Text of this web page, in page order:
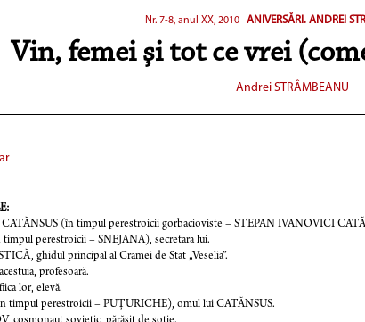
Nr. 7-8, anul XX, 2010 ANIVERSĂRI. ANDREI
Vin, femei şi tot ce vrei
Andrei STRÂMBEANU
(în timpul perestroicii gorbacioviste – STEPAN IVANOVICI
perestroicii – SNEJANA), secretara lui.
ghidul principal al Cramei de Stat „Veselia”.
profesoară.
lor, elevă.
timpul perestroicii – PUŢURICHE), omul lui CATĂNSUS.